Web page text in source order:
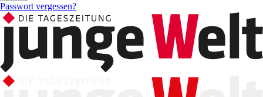
Passwort vergessen?